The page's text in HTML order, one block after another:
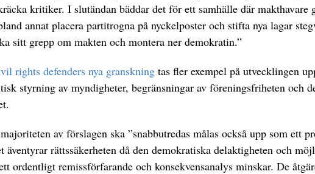
kritiker. I slutändan bäddar det för ett samhälle där makthavare
annat placera partitrogna på nyckel­poster och stifta nya lagar
sitt grepp om makten och montera ner demokratin.”
rights defenders nya granskning tas fler exempel på utvecklingen
styrning av myndigheter, begränsningar av föreningsfriheten och
av förslagen ska ”snabbutredas målas också upp som ett
äventyrar rättssäkerheten då den demokratiska delaktigheten och
ordentligt remissförfarande och konsekvensanalys minskar. De